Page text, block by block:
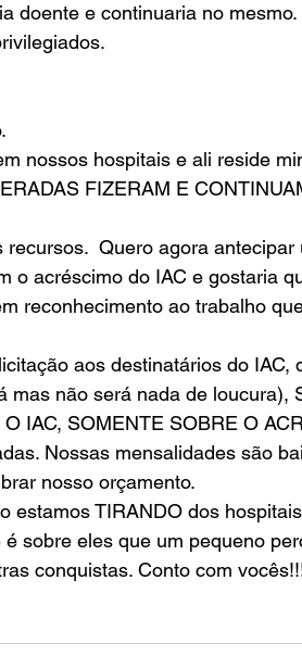
doente e continuaria no mesmo.
nossos hospitais e ali reside
FIZERAM E
Quero agora
o acréscimo do IAC e gostaria
reconhecimento ao trabalho
aos destinatários do IAC,
mas não será nada de loucura),
IAC, SOMENTE SOBRE O
Nossas mensalidades são
nosso orçamento.
estamos TIRANDO dos
sobre eles que um pequeno
conquistas. Conto com